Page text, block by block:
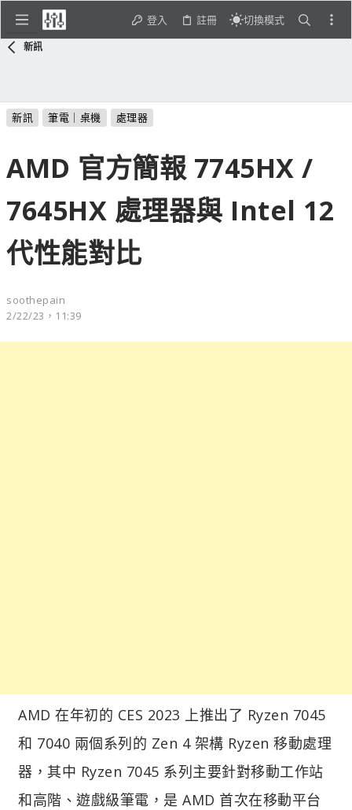
登入 註冊 切換模式
新訊
新訊 筆電｜桌機 處理器
AMD 官方簡報 7745HX /
7645HX 處理器與 Intel 12
代性能對比
soothepain
2/22/23，11:39
AMD 在年初的 CES 2023 上推出了 Ryzen 7045
和 7040 兩個系列的 Zen 4 架構 Ryzen 移動處理
器，其中 Ryzen 7045 系列主要針對移動工作站
和高階、遊戲級筆電，是 AMD 首次在移動平台